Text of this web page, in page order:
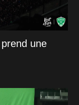
une